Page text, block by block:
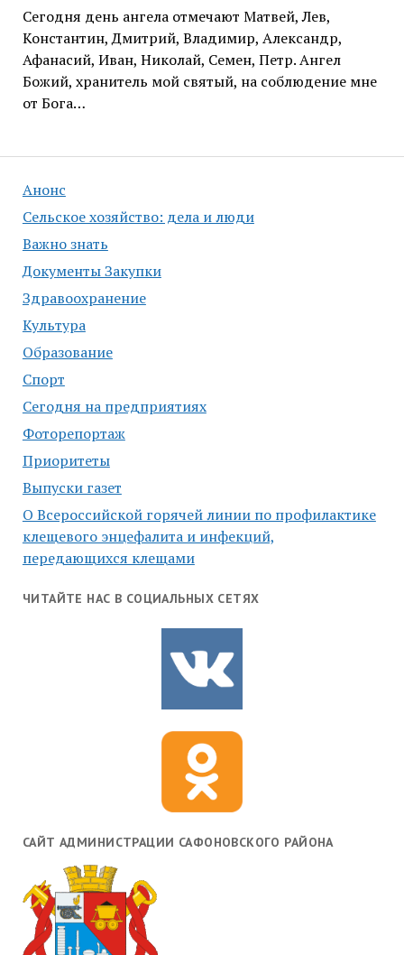
Анонс
Сельское хозяйство: дела и люди
Важно знать
Документы Закупки
Здравоохранение
Культура
Образование
Спорт
Сегодня на предприятиях
Фоторепортаж
Приоритеты
Выпуски газет
О Всероссийской горячей линии по профилактике
клещевого энцефалита и инфекций,
передающихся клещами
ЧИТАЙТЕ НАС В СОЦИАЛЬНЫХ СЕТЯХ
САЙТ АДМИНИСТРАЦИИ САФОНОВСКОГО РАЙОНА
Сегодня день ангела отмечают Матвей, Лев,
Константин, Дмитрий, Владимир, Александр,
Афанасий, Иван, Николай, Семен, Петр. Ангел
Божий, хранитель мой святый, на соблюдение мне
от Бога…